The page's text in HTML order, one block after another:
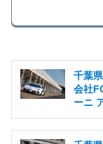
千葉
会社
ーニ